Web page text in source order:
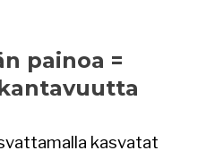
painoa =
kasvatat